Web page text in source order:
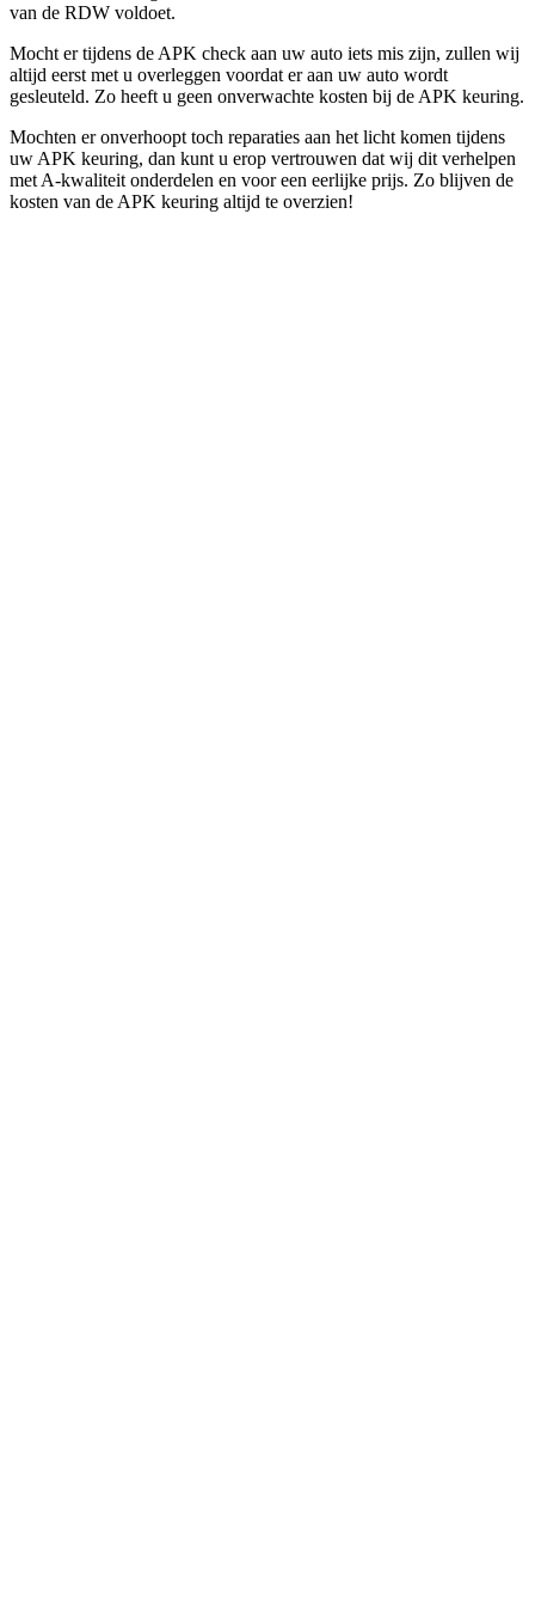
van de RDW voldoet.
Mocht er tijdens de APK check aan uw auto iets mis zijn, zullen wij
altijd eerst met u overleggen voordat er aan uw auto wordt
gesleuteld. Zo heeft u geen onverwachte kosten bij de APK keuring.
Mochten er onverhoopt toch reparaties aan het licht komen tijdens
uw APK keuring, dan kunt u erop vertrouwen dat wij dit verhelpen
met A-kwaliteit onderdelen en voor een eerlijke prijs. Zo blijven de
kosten van de APK keuring altijd te overzien!